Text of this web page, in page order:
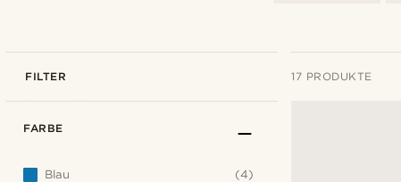
FILTER 17 PRODUKTE
FARBE
Blau
(4)